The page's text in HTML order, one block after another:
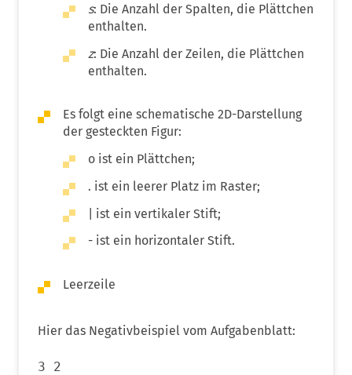
s: Die Anzahl der Spalten, die Plättchen
enthalten.
z: Die Anzahl der Zeilen, die Plättchen
enthalten.
Es folgt eine schematische 2D-Darstellung
der gesteckten Figur:
o ist ein Plättchen;
. ist ein leerer Platz im Raster;
| ist ein vertikaler Stift;
- ist ein horizontaler Stift.
Leerzeile
Hier das Negativbeispiel vom Aufgabenblatt:
3 2